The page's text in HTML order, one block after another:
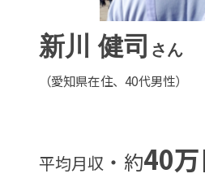
新川 健司 さん
（愛知県在住、40代男性）
平均月収 ・約40